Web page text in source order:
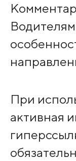
При
активная